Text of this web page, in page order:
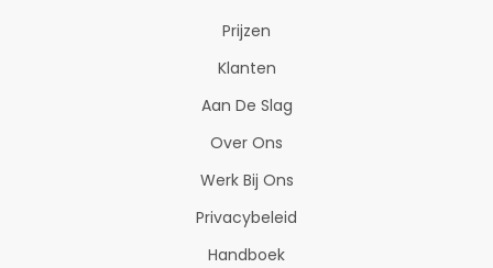
Prijzen
Klanten
Aan De Slag
Over Ons
Werk Bij Ons
Privacybeleid
Handboek